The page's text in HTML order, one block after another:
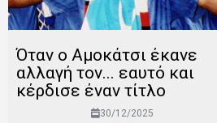
Όταν ο Αμοκάτσι έκανε
αλλαγή τον... εαυτό και
κέρδισε έναν τίτλο
30/12/2025